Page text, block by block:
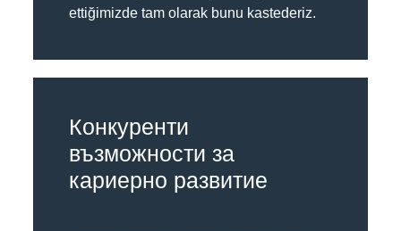
ettiğimizde tam olarak bunu kastederiz.
Конкуренти
възможности за
кариерно развитие